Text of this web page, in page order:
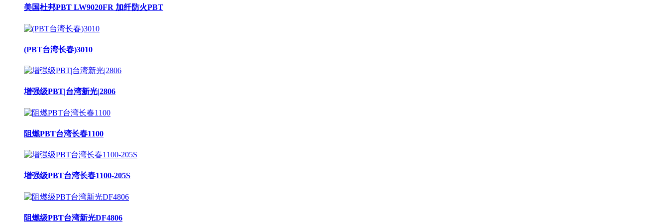
美国杜邦PBT LW9020FR 加纤防火PBT
(PBT台湾长春)3010
增强级PBT|台湾新光|2806
阻燃PBT台湾长春1100
增强级PBT台湾长春1100-205S
阻燃级PBT台湾新光DF4806